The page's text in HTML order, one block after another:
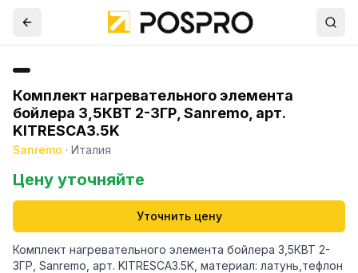
Комплект нагревательного элемента
бойлера 3,5КВТ 2-3ГР, Sanremo, арт.
KITRESCA3.5K
Sanremo · Италия
Цену уточняйте
Уточнить цену
Комплект нагревательного элемента бойлера 3,5КВТ 2-
3ГР, Sanremo, арт. KITRESCA3.5K, материал: латунь,тефлон